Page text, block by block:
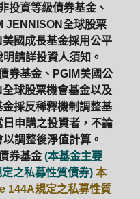
投資等級債券基金、
JENNISON全球股票
國成長基金採用公平
請詳投資人須知。
券基金、PGIM美國公
球股票機會基金以及
採反稀釋機制調整基
申購之投資者，不論
調整後淨值計算。
券基金 (本基金主要
之私募性質債券) 本
144A規定之私募性質